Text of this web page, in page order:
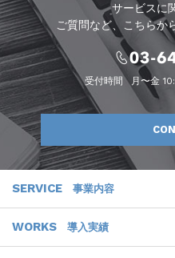
サービスに
ご質問など、こちらか
受付時間 月〜金
SERVICE 事業内容
WORKS 導入実績